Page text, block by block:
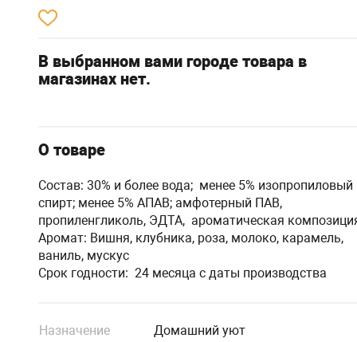
В выбранном вами городе товара в
магазинах нет.
О товаре
Состав: 30% и более вода; менее 5% изопропиловый
спирт; менее 5% АПАВ; амфотерный ПАВ,
пропиленгликоль, ЭДТА, ароматическая
Аромат: Вишня, клубника, роза, молоко, карамель,
ваниль, мускус
Срок годности: 24 месяца с даты производства
Назначение
Домашний уют